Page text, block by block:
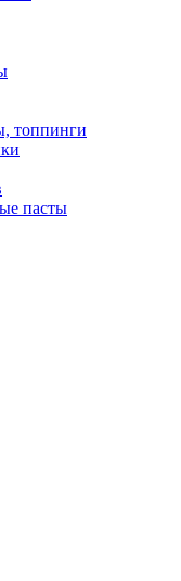
топпинги
пасты